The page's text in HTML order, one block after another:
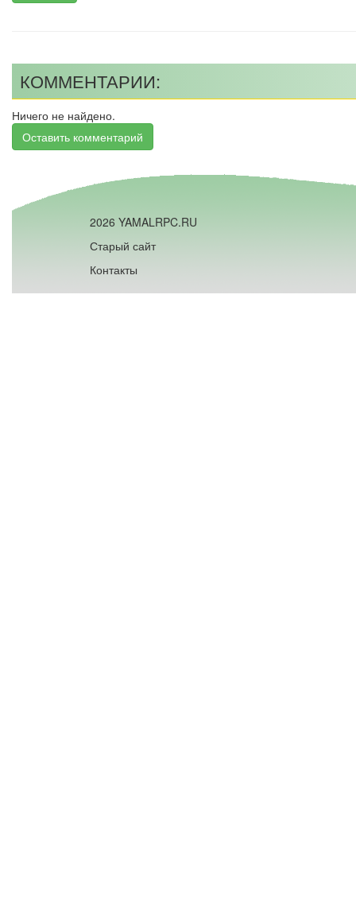
КОММЕНТАРИИ:
Ничего не найдено.
Оставить комментарий
2026 YAMALRPC.RU
Старый сайт
Контакты